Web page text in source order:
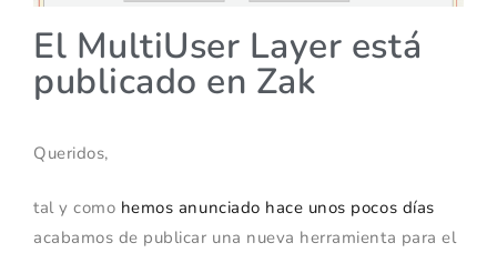
El MultiUser Layer está
publicado en Zak
Queridos,
tal y como hemos anunciado hace unos pocos días
acabamos de publicar una nueva herramienta para el